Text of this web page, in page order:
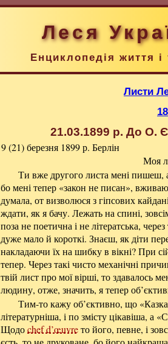
Леся
Енциклопедія життя і
Листи
21.03.1899 р. До О.
9 (21) березня 1899 р. Берлін
Моя
Ти вже другого листа мені пишеш,
бо мені тепер «закон не писан»,
думала, от визволюся з гіпсових
ждати, як я бачу. Лежать на спині,
поза не поетична і не літератська,
дуже мало й короткі. Знаєш, як діти
накладаючи їх на шибку в вікні? При
тепер. Через такі чисто механічні
твій лист про мої вірші, то здавалось
людину, отже, значить, я тепер
Тим-то кажу об’єктивно, що
літературніша, і по змісту цікавіша,
Щодоchef d’œuvreто його, певне, і